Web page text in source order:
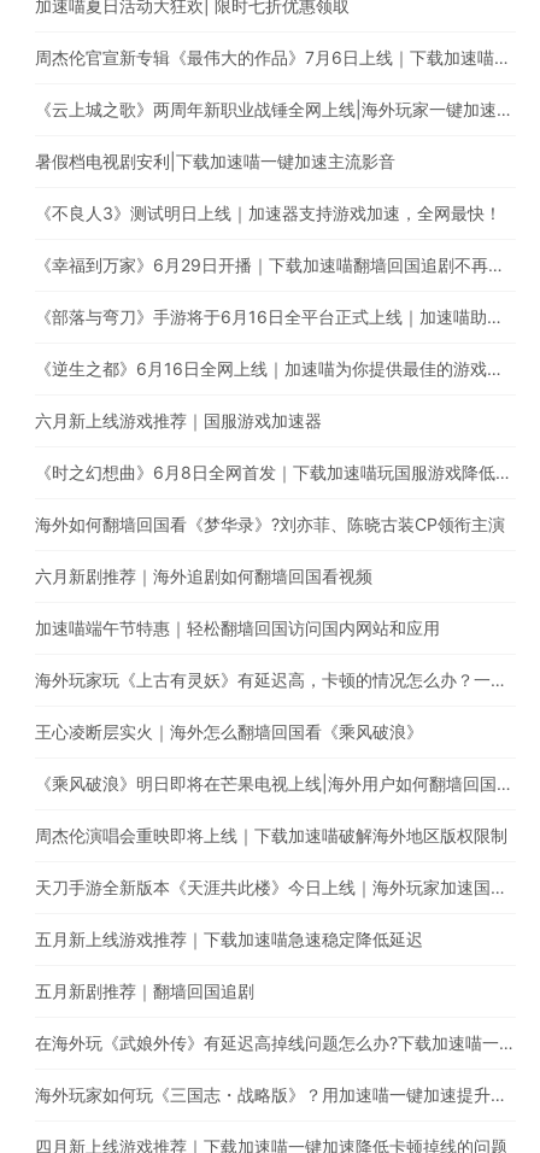
加速喵夏日活动大狂欢| 限时七折优惠领取
周杰伦官宣新专辑《最伟大的作品》7月6日上线｜下载加速喵解除地区限制
《云上城之歌》两周年新职业战锤全网上线|海外玩家一键加速国服游戏
暑假档电视剧安利|下载加速喵一键加速主流影音
《不良人3》测试明日上线｜加速器支持游戏加速，全网最快！
《幸福到万家》6月29日开播｜下载加速喵翻墙回国追剧不再受限
《部落与弯刀》手游将于6月16日全平台正式上线｜加速喵助你加速国服游戏提升游戏体验
《逆生之都》6月16日全网上线｜加速喵为你提供最佳的游戏加速体验
六月新上线游戏推荐｜国服游戏加速器
《时之幻想曲》6月8日全网首发｜下载加速喵玩国服游戏降低延迟提高稳定性
海外如何翻墙回国看《梦华录》?刘亦菲、陈晓古装CP领衔主演
六月新剧推荐｜海外追剧如何翻墙回国看视频
加速喵端午节特惠｜轻松翻墙回国访问国内网站和应用
海外玩家玩《上古有灵妖》有延迟高，卡顿的情况怎么办？一键回国游戏加速，极速稳定不丢包
王心凌断层实火｜海外怎么翻墙回国看《乘风破浪》
《乘风破浪》明日即将在芒果电视上线|海外用户如何翻墙回国追综艺
周杰伦演唱会重映即将上线｜下载加速喵破解海外地区版权限制
天刀手游全新版本《天涯共此楼》今日上线｜海外玩家加速国服游戏降低延迟
五月新上线游戏推荐｜下载加速喵急速稳定降低延迟
五月新剧推荐｜翻墙回国追剧
在海外玩《武娘外传》有延迟高掉线问题怎么办?下载加速喵一键加速国服游戏
海外玩家如何玩《三国志・战略版》？用加速喵一键加速提升游戏体验
四月新上线游戏推荐｜下载加速喵一键加速降低卡顿掉线的问题